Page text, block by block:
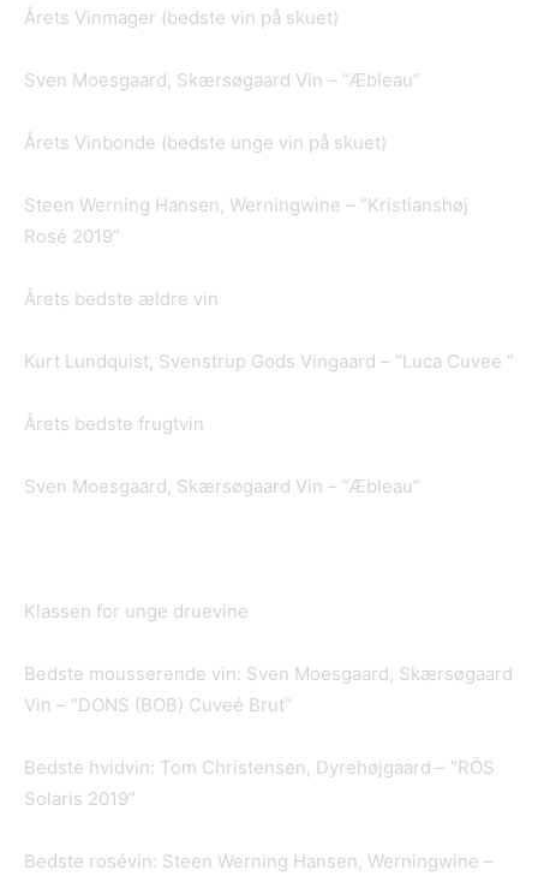
Årets Vinmager (bedste vin på skuet)
Sven Moesgaard, Skærsøgaard Vin – “Æbleau”
Årets Vinbonde (bedste unge vin på skuet)
Steen Werning Hansen, Werningwine – ”Kristianshøj
Rosé 2019”
Årets bedste ældre vin
Kurt Lundquist, Svenstrup Gods Vingaard – ”Luca Cuvee ”
Årets bedste frugtvin
Sven Moesgaard, Skærsøgaard Vin – “Æbleau”
Klassen for unge druevine
Bedste mousserende vin: Sven Moesgaard, Skærsøgaard
Vin – ”DONS (BOB) Cuveé Brut”
Bedste hvidvin: Tom Christensen, Dyrehøjgaard – ”RÖS
Solaris 2019”
Bedste rosévin: Steen Werning Hansen, Werningwine –